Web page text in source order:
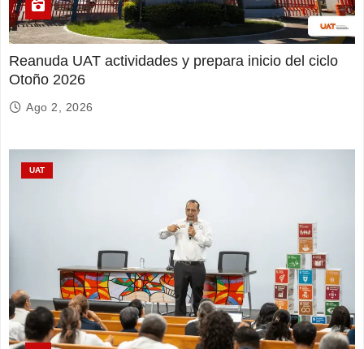
Reanuda UAT actividades y prepara inicio del ciclo
Otoño 2026
Ago 2, 2026
UAT